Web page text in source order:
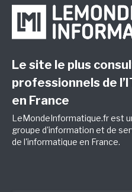
Le site le plus
professionnels de
en France
LeMondeInformatique.fr est
groupe d'information et de
de l'informatique en France.